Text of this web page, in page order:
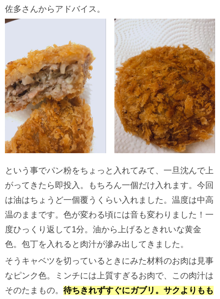
佐多さんからアドバイス。
という事でパン粉をちょっと入れてみて、一旦沈んで上
がってきたら即投入。もちろん一個だけ入れます。今回
は油はちょうど一個覆うくらい入れました。温度は中高
温のままです。色が変わる頃には音も変わりました！一
度ひっくり返して1分。油から上げるときれいな黄金
色。包丁を入れると肉汁が滲み出してきました。
そうキャベツを切っているときにみた材料のお肉は見事
なピンク色。ミンチには上質すぎるお肉で、この肉汁は
そのたまもの。 待ちきれずすぐにガブリ。サクよりもも